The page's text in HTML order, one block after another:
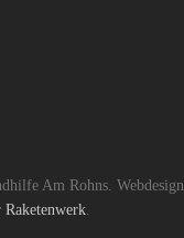
Am Rohns. Webdesign
Raketenwerk